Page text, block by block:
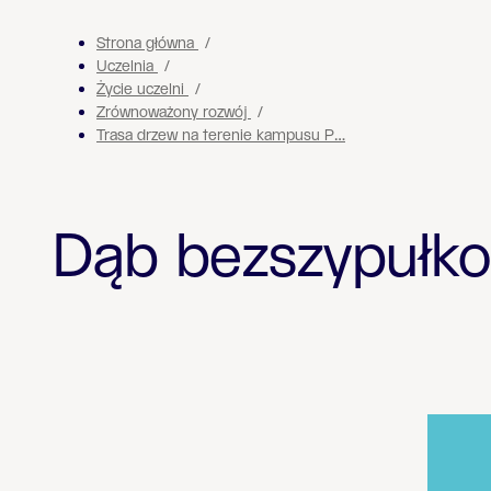
Strona główna
Uczelnia
Życie uczelni
Zrównoważony rozwój
Trasa drzew na terenie kampusu P…
Dąb